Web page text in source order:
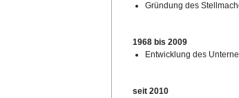
Gründung des
1968 bis 2009
Entwicklung des
seit 2010